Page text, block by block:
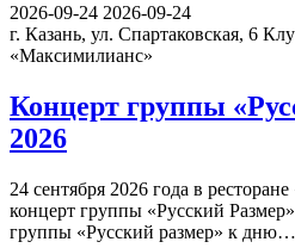
2026-09-24 2026-09-24
г. Казань, ул. Спартаковская, 6
«Максимилианс»
Концерт группы
2026
24 сентября 2026 года в
концерт группы «Русский
группы «Русский размер» к дню…